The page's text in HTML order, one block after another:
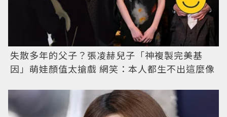
失散多年的父子？張凌赫兒子「神複製完美基
因」萌娃顏值太搶戲 網笑：本人都生不出這麼像